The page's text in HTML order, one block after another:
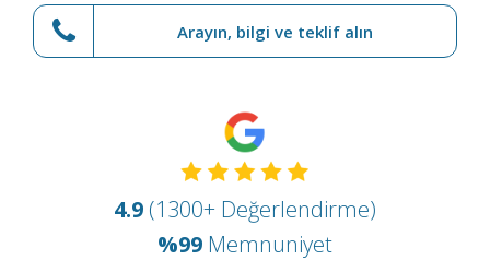
Arayın, bilgi ve teklif alın
4.9 (1300+ Değerlendirme)
%99 Memnuniyet